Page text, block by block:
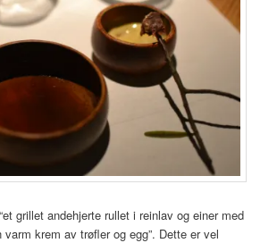
grillet andehjerte rullet i reinlav og einer med
krem av trøfler og egg”. Dette er vel